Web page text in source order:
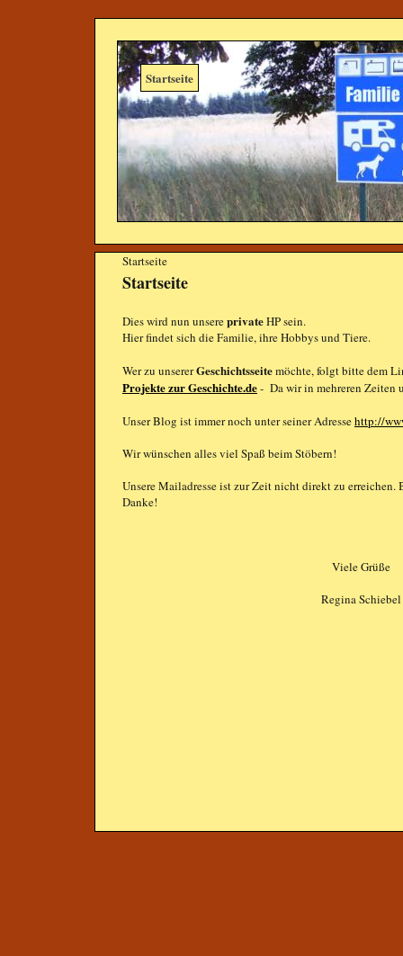
Startseite
Startseite
Startseite
Dies wird nun unsereprivateHP sein.
Hier findet sich die Familie, ihre Hobbys und Tiere.
Wer zu unsererGeschichtsseitemöchte, folgt bitte dem
Projekte zur Geschichte.de- Da wir in mehreren Zeiten
Unser Blog ist immer noch unter seiner Adressehttp://
Wir wünschen alles viel Spaß beim Stöbern!
Unsere Mailadresse ist zur Zeit nicht direkt zu
Danke!
Viele Grüße
Regina Schiebel